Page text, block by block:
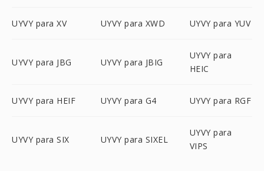
UYVY para XV UYVY para XWD UYVY para YUV
UYVY para JBG UYVY para JBIG
UYVY para
HEIC
UYVY para HEIF UYVY para G4 UYVY para RGF
UYVY para SIX UYVY para SIXEL
UYVY para
VIPS